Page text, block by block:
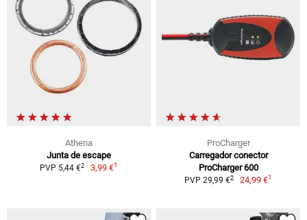
Athena
Junta de escape
PVP 5,44 €2 3,99 €1
ProCharger
Carregador conector
ProCharger 600
PVP 29,99 €2 24,99 €1